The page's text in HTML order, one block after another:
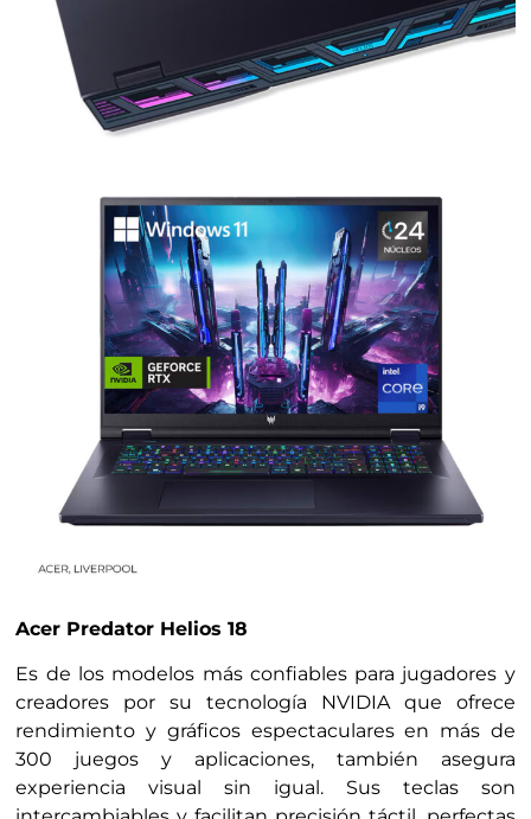
Acer Predator Helios 18
Es de los modelos más confiables para jugadores y
creadores por su tecnología NVIDIA que ofrece
rendimiento y gráficos espectaculares en más de
300 juegos y aplicaciones, también asegura
experiencia visual sin igual. Sus teclas son